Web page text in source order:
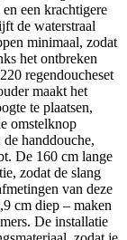
een krachtigere
de waterstraal
minimaal, zodat
het ontbreken
regendoucheset
maakt het
te plaatsen,
omstelknop
handdouche,
De 160 cm lange
zodat de slang
van deze
cm diep – maken
De installatie